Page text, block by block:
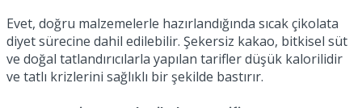
Evet, doğru malzemelerle hazırlandığında sıcak çikolata
diyet sürecine dahil edilebilir. Şekersiz kakao, bitkisel süt
ve doğal tatlandırıcılarla yapılan tarifler düşük kalorilidir
ve tatlı krizlerini sağlıklı bir şekilde bastırır.